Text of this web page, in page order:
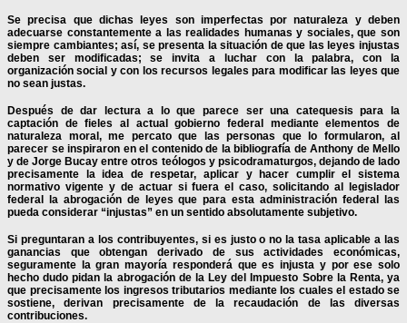
Se precisa que dichas leyes son imperfectas por naturaleza y deben
adecuarse constantemente a las realidades humanas y sociales, que son
siempre cambiantes; así, se presenta la situación de que las leyes injustas
deben ser modificadas; se invita a luchar con la palabra, con la
organización social y con los recursos legales para modificar las leyes que
no sean justas.
Después de dar lectura a lo que parece ser una catequesis para la
captación de fieles al actual gobierno federal mediante elementos de
naturaleza moral, me percato que las personas que lo formularon, al
parecer se inspiraron en el contenido de la bibliografía de Anthony de Mello
y de Jorge Bucay entre otros teólogos y psicodramaturgos, dejando de lado
precisamente la idea de respetar, aplicar y hacer cumplir el sistema
normativo vigente y de actuar si fuera el caso, solicitando al legislador
federal la abrogación de leyes que para esta administración federal las
pueda considerar “injustas” en un sentido absolutamente subjetivo.
Si preguntaran a los contribuyentes, si es justo o no la tasa aplicable a las
ganancias que obtengan derivado de sus actividades económicas,
seguramente la gran mayoría responderá que es injusta y por ese solo
hecho dudo pidan la abrogación de la Ley del Impuesto Sobre la Renta, ya
que precisamente los ingresos tributarios mediante los cuales el estado se
sostiene, derivan precisamente de la recaudación de las diversas
contribuciones.